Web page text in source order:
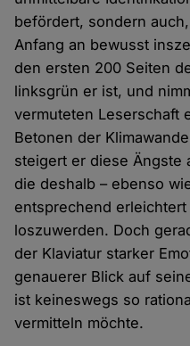
befördert, sondern
Anfang an bewusst
den ersten 200 Seiten
linksgrün er ist, und
vermuteten Leserschaft
Betonen der
steigert er diese Ängste
die deshalb – ebenso
entsprechend
loszuwerden. Doch
der Klaviatur starker
genauerer Blick auf
ist keineswegs so
vermitteln möchte.